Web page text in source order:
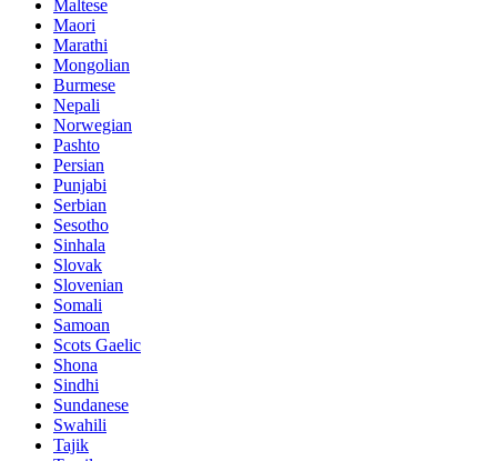
Maltese
Maori
Marathi
Mongolian
Burmese
Nepali
Norwegian
Pashto
Persian
Punjabi
Serbian
Sesotho
Sinhala
Slovak
Slovenian
Somali
Samoan
Scots Gaelic
Shona
Sindhi
Sundanese
Swahili
Tajik